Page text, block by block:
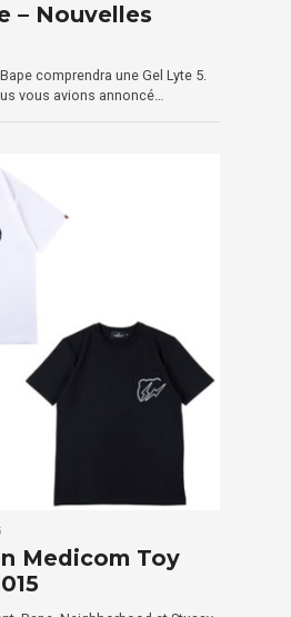
– Nouvelles
comprendra une Gel Lyte 5.
vous avions annoncé…
Medicom Toy